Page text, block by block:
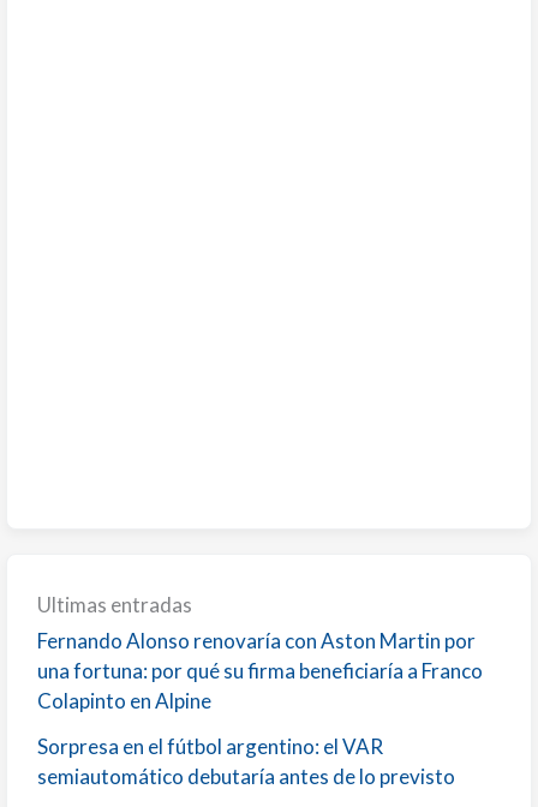
Ultimas entradas
Fernando Alonso renovaría con Aston Martin por
una fortuna: por qué su firma beneficiaría a Franco
Colapinto en Alpine
Sorpresa en el fútbol argentino: el VAR
semiautomático debutaría antes de lo previsto